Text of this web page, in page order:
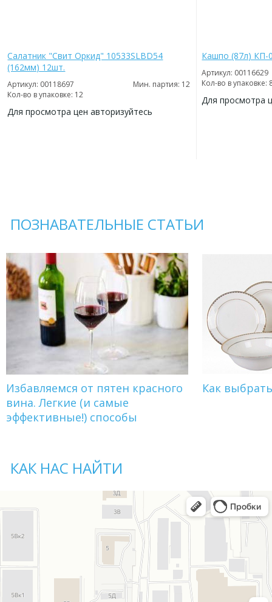
Салатник "Свит Оркид" 10533SLBD54
(162мм) 12шт.
Артикул: 00118697
Мин. партия: 12
Кол-во в упаковке: 12
Для просмотра цен авторизуйтесь
Кашпо (87л) КП-
Артикул: 00116629
Кол-во в упаковке:
Для просмотра
ПОЗНАВАТЕЛЬНЫЕ СТАТЬИ
Избавляемся от пятен красного
вина. Легкие (и самые
эффективные!) способы
Как
КАК НАС НАЙТИ